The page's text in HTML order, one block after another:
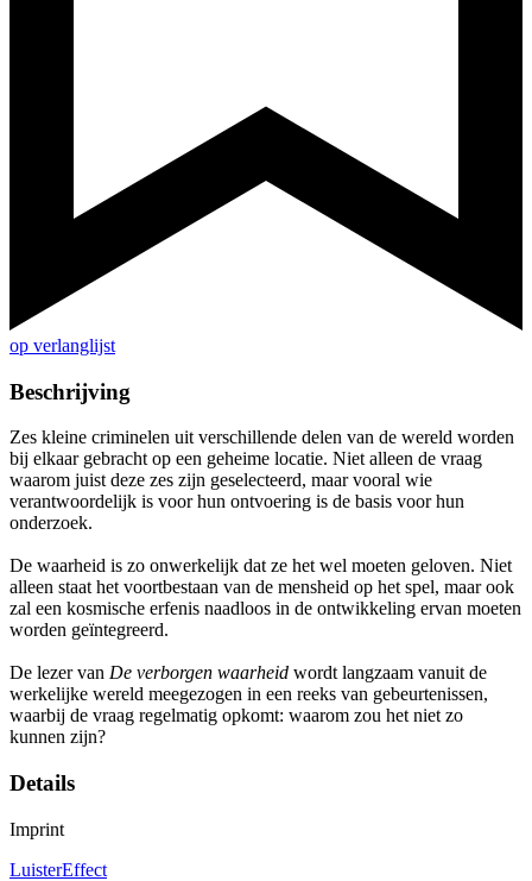
op verlanglijst
Beschrijving
Zes kleine criminelen uit verschillende delen van de wereld worden
bij elkaar gebracht op een geheime locatie. Niet alleen de vraag
waarom juist deze zes zijn geselecteerd, maar vooral wie
verantwoordelijk is voor hun ontvoering is de basis voor hun
onderzoek.
De waarheid is zo onwerkelijk dat ze het wel moeten geloven. Niet
alleen staat het voortbestaan van de mensheid op het spel, maar ook
zal een kosmische erfenis naadloos in de ontwikkeling ervan moeten
worden geïntegreerd.
De lezer van De verborgen waarheid wordt langzaam vanuit de
werkelijke wereld meegezogen in een reeks van gebeurtenissen,
waarbij de vraag regelmatig opkomt: waarom zou het niet zo
kunnen zijn?
Details
Imprint
LuisterEffect